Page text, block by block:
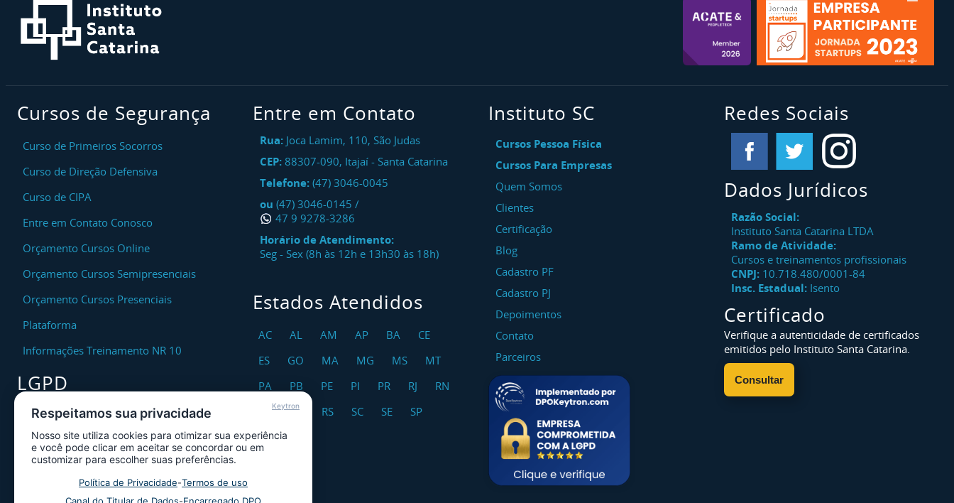
Cursos de Segurança
Curso de Primeiros Socorros
Curso de Direção Defensiva
Curso de CIPA
Entre em Contato Conosco
Orçamento Cursos Online
Orçamento Cursos Semipresenciais
Orçamento Cursos Presenciais
Plataforma
Informações Treinamento NR 10
LGPD
Encarregado DPO
Canal de Atendimento ao Titular dos
Dados
Política de Privacidade
Entre em Contato
Rua: Joca Lamim, 110, São Judas
CEP: 88307-090, Itajaí - Santa Catarina
Telefone: (47) 3046-0045
ou (47) 3046-0145 /
47 9 9278-3286
Horário de Atendimento:
Seg - Sex (8h às 12h e 13h30 às 18h)
Estados Atendidos
AC AL AM AP BA
CE
ES
GO MA MG MS
MT
PA
PB PE PI PR RJ
RN
RO
RR RS SC SE
SP
TO
Instituto SC
Cursos Pessoa Física
Cursos Para Empresas
Quem Somos
Clientes
Certificação
Blog
Cadastro PF
Cadastro PJ
Depoimentos
Contato
Parceiros
Redes Sociais
Dados Jurídicos
Razão Social:
Instituto Santa Catarina LTDA
Ramo de Atividade:
Cursos e treinamentos profissionais
CNPJ: 10.718.480/0001-84
Insc. Estadual: Isento
Certificado
Verifique a autenticidade de certificados
emitidos pelo Instituto Santa Catarina.
Consultar
Keytron
Respeitamos sua privacidade
Nosso site utiliza cookies para otimizar sua experiência
e você pode clicar em aceitar se concordar ou em
customizar para escolher suas preferências.
Política de Privacidade-Termos de uso